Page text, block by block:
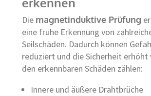
Die magnetinduktive Prüfung
eine frühe Erkennung von
Seilschäden. Dadurch können
reduziert und die Sicherheit erhöht
den erkennbaren Schäden zählen:
Innere und äußere Drahtbrüche